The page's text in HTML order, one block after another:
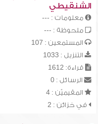
الشنقيطي
معلومات : ---
ملحوظة : ---
المستمعين : 107
التنزيل : 1033
قراءة: 1612
الرسائل : 0
المقيميّن : 4
في خزائن : 2